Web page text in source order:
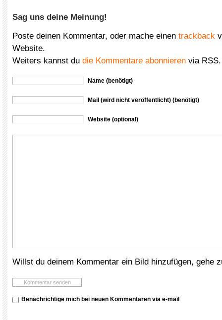
Sag uns deine Meinung!
Poste deinen Kommentar, oder mache einen trackback
Website.
Weiters kannst du die Kommentare abonnieren via RSS.
Name (benötigt)
Mail (wird nicht veröffentlicht) (benötigt)
Website (optional)
Willst du deinem Kommentar ein Bild hinzufügen, gehe
Benachrichtige mich bei neuen Kommentaren via e-mail